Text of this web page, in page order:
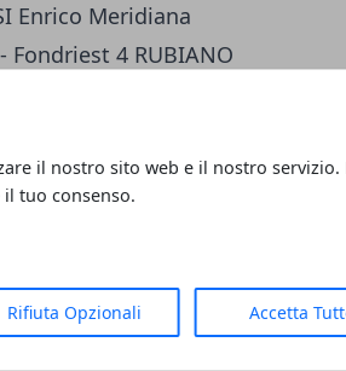
il nostro sito web e il nostro servizio.
tuo consenso.
Rifiuta Opzionali Accetta
Enrico Meridiana
Fondriest 4 RUBIANO
Kristian Team MTN
7 FELLINE Fabio
9 HABEAUX
di un grande campione
successo e siamo stati
fatto le salite di metà